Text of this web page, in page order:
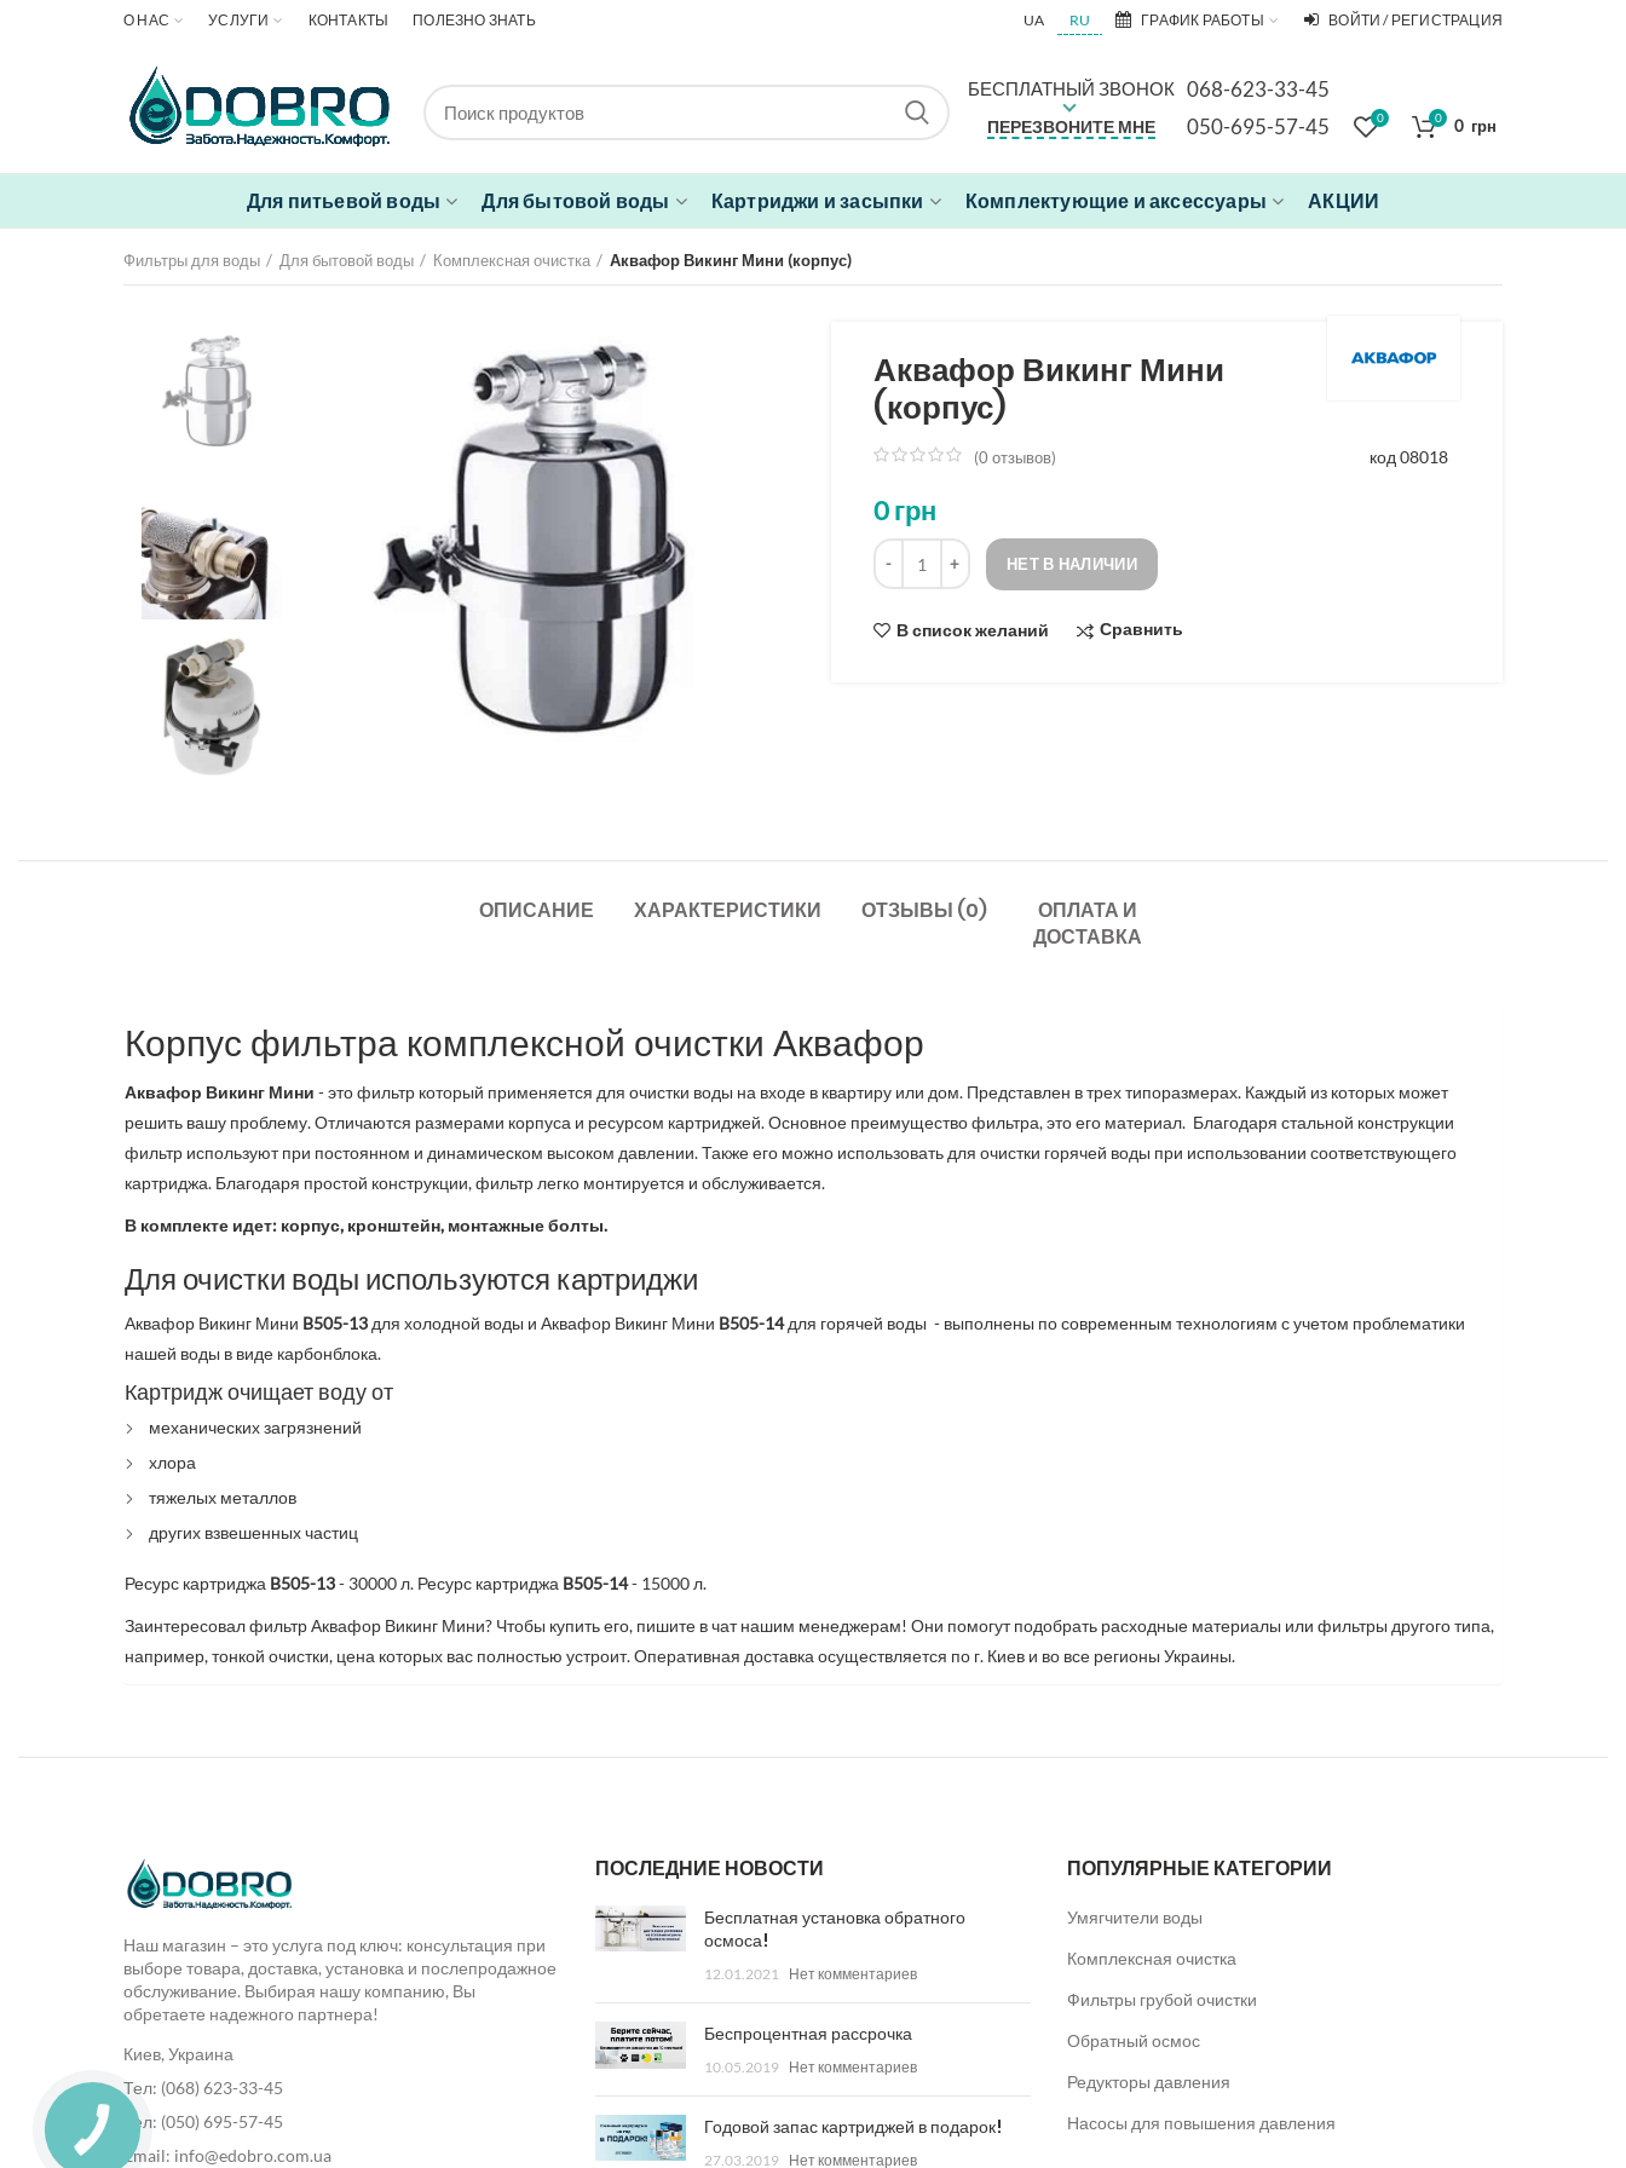
О НАС УСЛУГИ КОНТАКТЫ ПОЛЕЗНО ЗНАТЬ UA RU ГРАФИК РАБОТЫ ВОЙТИ / РЕГИСТРАЦИЯ
БЕСПЛАТНЫЙ ЗВОНОК 068-623-33-45
ПЕРЕЗВОНИТЕ МНЕ 050-695-57-45 0 0 0 грн
Для питьевой воды Для бытовой воды Картриджи и засыпки Комплектующие и аксессуары АКЦИИ
Фильтры для воды Для бытовой воды Комплексная очистка Аквафор Викинг Мини (корпус)
Аквафор Викинг Мини
(корпус)
код 08018
(0 отзывов)
0грн
Количество
НЕТ В НАЛИЧИИ
В список желаний Сравнить
ОПИСАНИЕ ХАРАКТЕРИСТИКИ ОТЗЫВЫ (0)
ОПЛАТА И
ДОСТАВКА
Корпус фильтра комплексной очистки Аквафор
Аквафор Викинг Мини - это фильтр который применяется для очистки воды на входе в квартиру или дом. Представлен в трех типоразмерах. Каждый из которых может
решить вашу проблему. Отличаются размерами корпуса и ресурсом картриджей. Основное преимущество фильтра, это его материал. Благодаря стальной конструкции
фильтр используют при постоянном и динамическом высоком давлении. Также его можно использовать для очистки горячей воды при использовании соответствующего
картриджа. Благодаря простой конструкции, фильтр легко монтируется и обслуживается.
В комплекте идет: корпус, кронштейн, монтажные болты.
Для очистки воды используются картриджи
Аквафор Викинг Мини B505-13 для холодной воды и Аквафор Викинг Мини B505-14для горячей воды - выполнены по современным технологиям с учетом проблематики
нашей воды в виде карбонблока.
Картридж очищает воду от
механических загрязнений
хлора
тяжелых металлов
других взвешенных частиц
Ресурс картриджа B505-13- 30000 л. Ресурс картриджа B505-14- 15000 л.
Заинтересовал фильтр Аквафор Викинг Мини? Чтобы купить его, пишите в чат нашим менеджерам! Они помогут подобрать расходные материалы или фильтры другого типа,
например, тонкой очистки, цена которых вас полностью устроит. Оперативная доставка осуществляется по г. Киев и во все регионы Украины.
Наш магазин – это услуга под ключ: консультация при
выборе товара, доставка, установка и послепродажное
обслуживание. Выбирая нашу компанию, Вы
обретаете надежного партнера!
Киев, Украина
Тел: (068) 623-33-45
Тел: (050) 695-57-45
Email: info@edobro.com.ua
ПОСЛЕДНИЕ НОВОСТИ
Бесплатная установка обратного
осмоса!
12.01.2021 Нет комментариев
Беспроцентная рассрочка
10.05.2019 Нет комментариев
Годовой запас картриджей в подарок!
27.03.2019 Нет комментариев
ПОПУЛЯРНЫЕ КАТЕГОРИИ
Умягчители воды
Комплексная очистка
Фильтры грубой очистки
Обратный осмос
Редукторы давления
Насосы для повышения давления